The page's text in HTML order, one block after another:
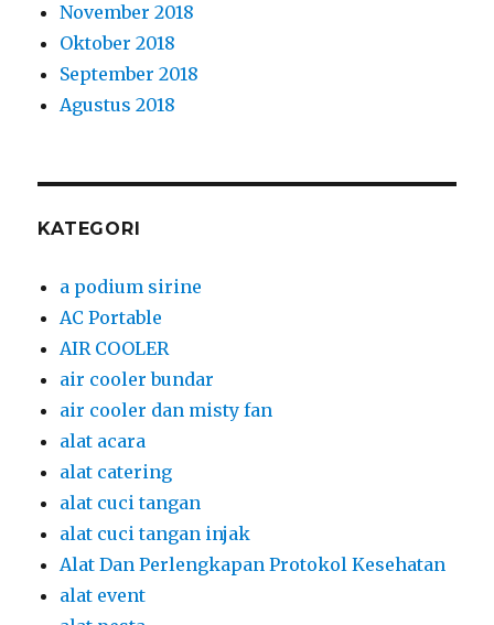
November 2018
Oktober 2018
September 2018
Agustus 2018
KATEGORI
a podium sirine
AC Portable
AIR COOLER
air cooler bundar
air cooler dan misty fan
alat acara
alat catering
alat cuci tangan
alat cuci tangan injak
Alat Dan Perlengkapan Protokol Kesehatan
alat event